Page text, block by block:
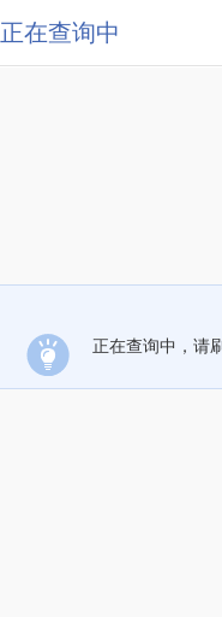
正在查询中
正在查询中，请